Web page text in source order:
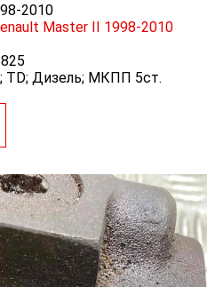
2010
Master II 1998-2010
TD; Дизель; МКПП 5ст.